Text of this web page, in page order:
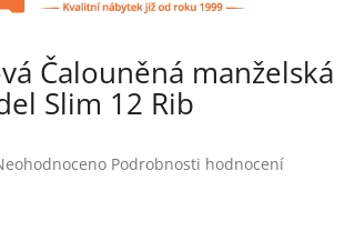
Čalouněná manželská
Slim 12 Rib
Podrobnosti hodnocení